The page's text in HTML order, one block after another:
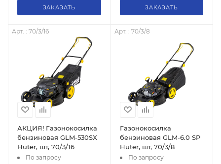
ЗАКАЗАТЬ ЗАКАЗАТЬ
Арт. : 70/3/16
АКЦИЯ! Газонокосилка
бензиновая GLM-530SX
Huter, шт, 70/3/16
По запросу
Арт. : 70/3/8
Газонокосилка
бензиновая GLM-6.0 SP
Huter, шт, 70/3/8
По запросу